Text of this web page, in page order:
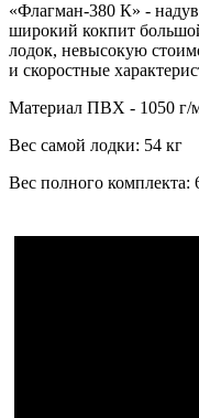
«Флагман-380 К» -
широкий кокпит
лодок, невысокую
и скоростные
Материал ПВХ - 1050 г/
Вес самой лодки: 54 кг
Вес полного комплекта: